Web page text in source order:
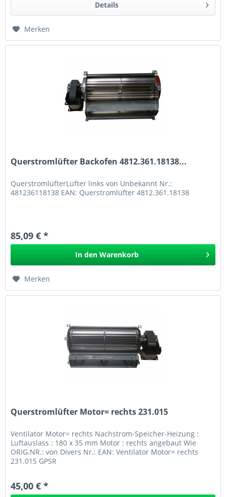
Details
Merken
Querstromlüfter Backofen 4812.361.18138...
QuerstromlüfterLüfter links von Unbekannt Nr.:
481236118138 EAN: Querstromlüfter 4812.361.18138
85,09 € *
In den Warenkorb
Merken
Querstromlüfter Motor= rechts 231.015
Ventilator Motor= rechts Nachstrom-Speicher-Heizung :
Luftauslass : 180 x 35 mm Motor : rechts angebaut Wie
ORIG.NR.: von Divers Nr.: EAN: Ventilator Motor= rechts
231.015 GPSR
45,00 € *